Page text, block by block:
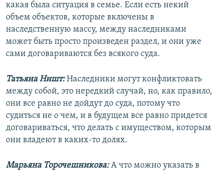
какая была ситуация в семье. Если есть некий
объем объектов, которые включены в
наследственную массу, между наследниками
может быть просто произведен раздел, и они уже
сами договариваются без всякого суда.
Татьяна Ништ:Наследники могут конфликтовать
между собой, это нередкий случай, но, как правило,
они все равно не дойдут до суда, потому что
судиться не о чем, и в будущем все равно придется
договариваться, что делать с имуществом, которым
они владеют в каких-то долях.
Марьяна Торочешникова:А что можно указать в